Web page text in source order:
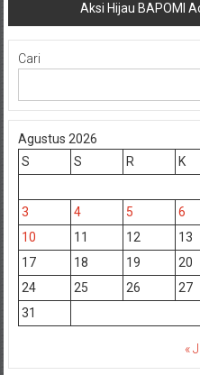
Aksi Hijau BAPOMI
Cari
Agustus 2026
S
S R K
3
4 5 6
10
11 12 13
17
18 19 20
24
25 26 27
31
«